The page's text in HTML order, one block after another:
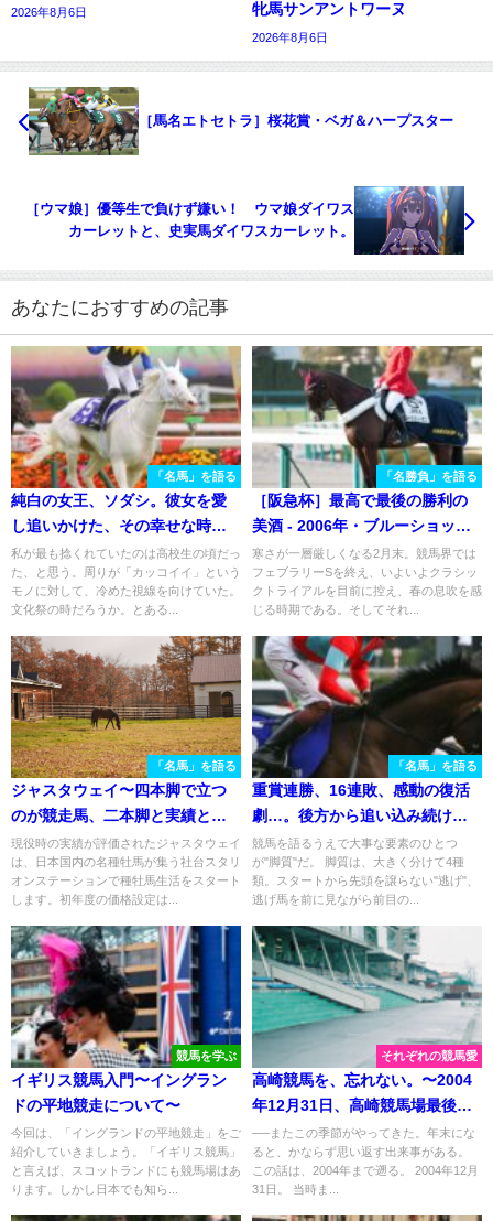
2026年8月6日
牝馬サンアントワーヌ
2026年8月6日
［馬名エトセトラ］桜花賞・ベガ＆ハープスター
［ウマ娘］優等生で負けず嫌い！ ウマ娘ダイワス
カーレットと、史実馬ダイワスカーレット。
あなたにおすすめの記事
「名馬」を語る
純白の女王、ソダシ。彼女を愛
し追いかけた、その幸せな時間
を振り返る
私が最も捻くれていたのは高校生の頃だっ
た、と思う。周りが「カッコイイ」という
モノに対して、冷めた視線を向けていた。
文化祭の時だろうか。とある...
「名勝負」を語る
［阪急杯］最高で最後の勝利の
美酒 - 2006年・ブルーショット
ガン
寒さが一層厳しくなる2月末。競馬界では
フェブラリーSを終え、いよいよクラシッ
クトライアルを目前に控え、春の息吹を感
じる時期である。そしてそれ...
「名馬」を語る
ジャスタウェイ〜四本脚で立つ
のが競走馬、二本脚と実績と夢
で立つのが種牡馬〜
現役時の実績が評価されたジャスタウェイ
は、日本国内の名種牡馬が集う社台スタリ
オンステーションで種牡馬生活をスタート
します。初年度の価格設定は...
「名馬」を語る
重賞連勝、16連敗、感動の復活
劇…。後方から追い込み続けた
弥生賞馬・カデナの現役時代を
振り返る
競馬を語るうえで大事な要素のひとつ
が"脚質"だ。 脚質は、大きく分けて4種
類。スタートから先頭を譲らない"逃げ"、
逃げ馬を前に見ながら前目の...
競馬を学ぶ
イギリス競馬入門〜イングラン
ドの平地競走について〜
今回は、「イングランドの平地競走」をご
紹介していきましょう。「イギリス競馬」
と言えば、スコットランドにも競馬場はあ
ります。しかし日本でも知ら...
それぞれの競馬愛
高崎競馬を、忘れない。〜2004
年12月31日、高崎競馬場最後の
日〜
──またこの季節がやってきた。年末にな
ると、かならず思い返す出来事がある。
この話は、2004年まで遡る。 2004年12月
31日。 当時ま...